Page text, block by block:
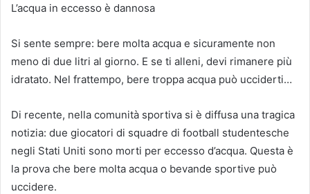
L’acqua in eccesso è dannosa
Si sente sempre: bere molta acqua e sicuramente non
meno di due litri al giorno. E se ti alleni, devi rimanere più
idratato. Nel frattempo, bere troppa acqua può ucciderti…
Di recente, nella comunità sportiva si è diffusa una tragica
notizia: due giocatori di squadre di football studentesche
negli Stati Uniti sono morti per eccesso d’acqua. Questa è
la prova che bere molta acqua o bevande sportive può
uccidere.